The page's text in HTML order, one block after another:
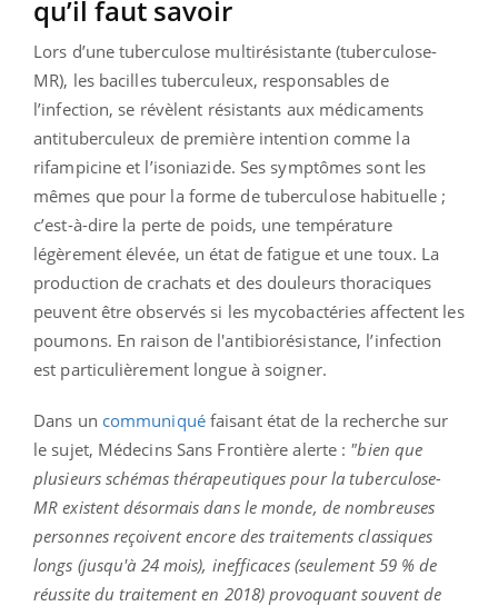
qu’il faut savoir
Lors d’une tuberculose multirésistante (tuberculose-
MR), les bacilles tuberculeux, responsables de
l’infection, se révèlent résistants aux médicaments
antituberculeux de première intention comme la
rifampicine et l’isoniazide. Ses symptômes sont les
mêmes que pour la forme de tuberculose habituelle ;
c’est-à-dire la perte de poids, une température
légèrement élevée, un état de fatigue et une toux. La
production de crachats et des douleurs thoraciques
peuvent être observés si les mycobactéries affectent les
poumons. En raison de l'antibiorésistance, l’infection
est particulièrement longue à soigner.
Dans un communiquéfaisant état de la recherche sur
le sujet, Médecins Sans Frontière alerte : "bien que
plusieurs schémas thérapeutiques pour latuberculose-
MR existent désormais dans le monde, de nombreuses
personnes reçoivent encore des traitements classiques
longs (jusqu'à 24 mois), inefficaces (seulement 59 % de
réussite du traitement en 2018) provoquant souvent de